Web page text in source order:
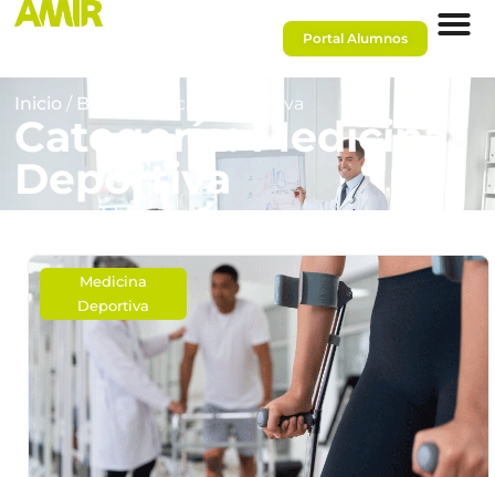
Portal Alumnos
Inicio / Blog / Medicina Deportiva
Categoría: Medicina
Deportiva
Medicina
Deportiva